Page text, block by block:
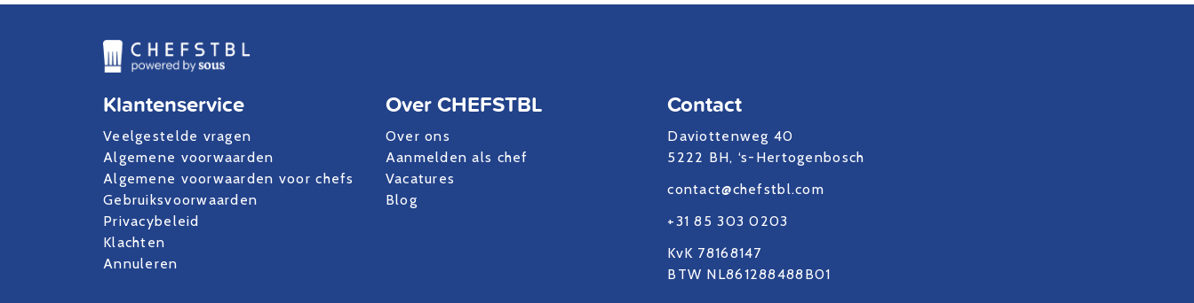
Klantenservice
Veelgestelde vragen
Algemene voorwaarden
Algemene voorwaarden voor chefs
Gebruiksvoorwaarden
Privacybeleid
Klachten
Annuleren
Over CHEFSTBL
Over ons
Aanmelden als chef
Vacatures
Blog
Contact
Daviottenweg 40
5222 BH, ‘s-Hertogenbosch
contact@chefstbl.com
+31 85 303 0203
KvK 78168147
BTW NL861288488B01